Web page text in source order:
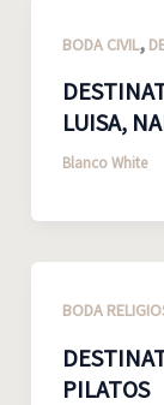
BODA CIVIL,
LUISA,
Blanco White
BODA
PILATOS